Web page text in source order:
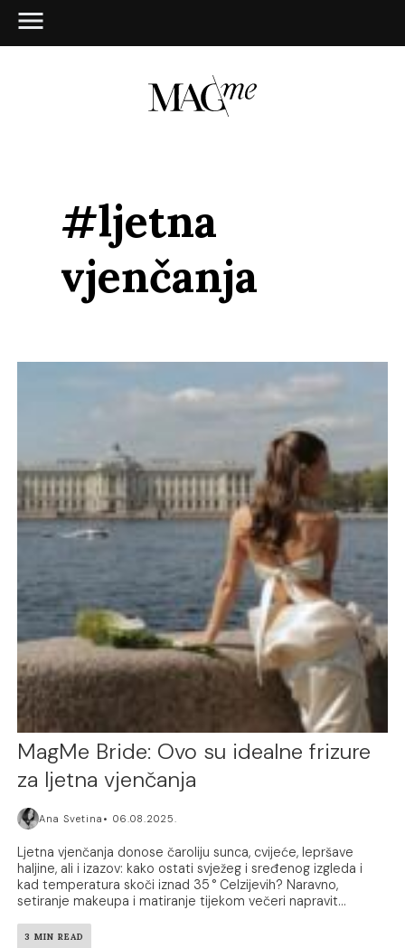
#ljetna
vjenčanja
MagMe Bride: Ovo su idealne frizure
za ljetna vjenčanja
Ana Svetina 06.08.2025.
Ljetna vjenčanja donose čaroliju sunca, cvijeće, lepršave
haljine, ali i izazov: kako ostati svježeg i sređenog izgleda i
kad temperatura skoči iznad 35 ° Celzijevih? Naravno,
setiranje makeupa i matiranje tijekom večeri napravit...
3 MIN READ